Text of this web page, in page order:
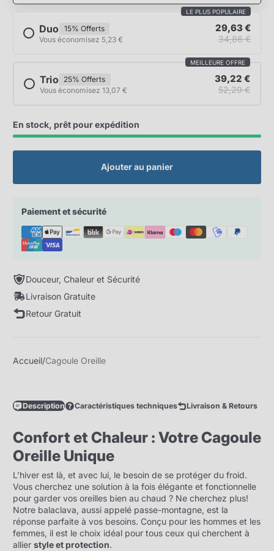
LE PLUS POPULAIRE
Duo
15% Offerts
Vous économisez 5,23 €
29,63 €
34,86 €
MEILLEURE OFFRE
Trio
25% Offerts
Vous économisez 13,07 €
39,22 €
52,29 €
En stock, prêt pour expédition
Ajouter au panier
Paiement et sécurité
Douceur, Chaleur et Sécurité
Livraison Gratuite
Retour Gratuit
Accueil Cagoule Oreille
Description Caractéristiques techniques Livraison & Retours
Confort et Chaleur : Votre Cagoule
Oreille Unique
L'hiver est là, et avec lui, le besoin de se protéger du froid.
Vous cherchez une solution à la fois élégante et fonctionnelle
pour garder vos oreilles bien au chaud ? Ne cherchez plus!
Notre balaclava, aussi appelé passe-montagne, est la
réponse parfaite à vos besoins. Conçu pour les hommes et les
femmes, il est le choix idéal pour tous ceux qui cherchent à
allier style et protection.